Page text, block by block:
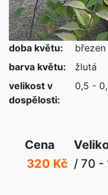
doba květu:
březen
barva květu:
žlutá
velikost v
dospělosti:
0,5 -
Cena
320 Kč / 70 -